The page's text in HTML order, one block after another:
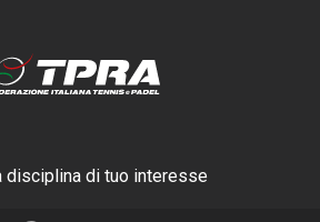
disciplina di tuo interesse